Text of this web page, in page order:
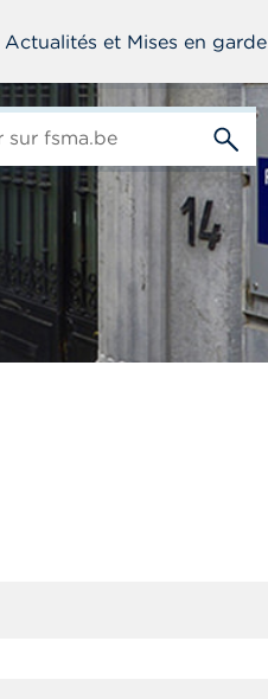
Actualités et Mises en garde